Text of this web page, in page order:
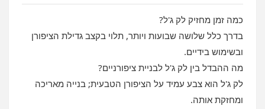
כמה זמן מחזיק לק ג'ל?
בדרך כלל שלושה שבועות ויותר, תלוי בקצב גדילת הציפורן
ובשימוש בידיים.
מה ההבדל בין לק ג'ל לבניית ציפורניים?
לק ג'ל הוא צבע עמיד על הציפורן הטבעית; בנייה מאריכה
ומחזקת אותה.